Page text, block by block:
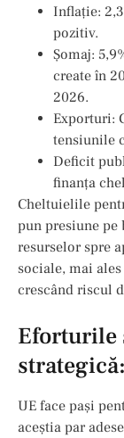
Inflație:
pozitiv.
Șomaj:
create în
2026.
Exporturi:
tensiunile
Deficit
finanța
Cheltuielile
pun presiune pe
resurselor spre
sociale, mai
crescând riscul
Eforturile
UE face pași
aceștia par